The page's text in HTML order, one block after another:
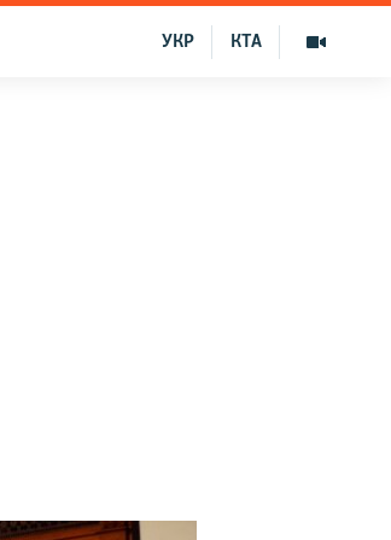
КТА
УКР